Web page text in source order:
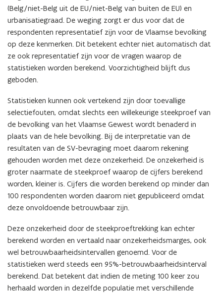
(Belg/niet-Belg uit de EU/niet-Belg van buiten de EU) en
urbanisatiegraad. De weging zorgt er dus voor dat de
respondenten representatief zijn voor de Vlaamse bevolking
op deze kenmerken. Dit betekent echter niet automatisch dat
ze ook representatief zijn voor de vragen waarop de
statistieken worden berekend. Voorzichtigheid blijft dus
geboden.
Statistieken kunnen ook vertekend zijn door toevallige
selectiefouten, omdat slechts een willekeurige steekproef van
de bevolking van het Vlaamse Gewest wordt benaderd in
plaats van de hele bevolking. Bij de interpretatie van de
resultaten van de SV-bevraging moet daarom rekening
gehouden worden met deze onzekerheid. De onzekerheid is
groter naarmate de steekproef waarop de cijfers berekend
worden, kleiner is. Cijfers die worden berekend op minder dan
100 respondenten worden daarom niet gepubliceerd omdat
deze onvoldoende betrouwbaar zijn.
Deze onzekerheid door de steekproeftrekking kan echter
berekend worden en vertaald naar onzekerheidsmarges, ook
wel betrouwbaarheidsintervallen genoemd. Voor de
statistieken werd steeds een 95%-betrouwbaarheidsinterval
berekend. Dat betekent dat indien de meting 100 keer zou
herhaald worden in dezelfde populatie met verschillende